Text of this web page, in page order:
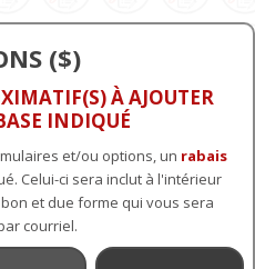
($)
À AJOUTER
INDIQUÉ
et/ou options, un rabais
Celui-ci sera inclut à l'intérieur
et due forme qui vous sera
courriel.